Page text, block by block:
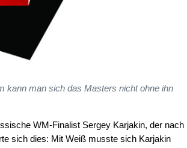
kann man sich das Masters nicht ohne ihn
WM-Finalist Sergey Karjakin, der nach
sich dies: Mit Weiß musste sich Karjakin